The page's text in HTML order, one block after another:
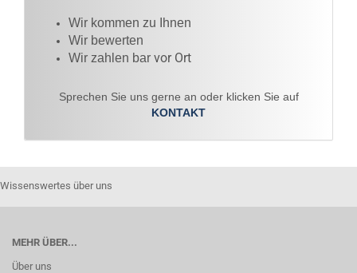
Wir kommen zu Ihnen​
Wir bewerten
Wir zahlen bar vor Ort
Sprechen Sie uns gerne an oder klicken Sie auf
KONTAKT
Wissenswertes über uns
MEHR ÜBER...
Über uns